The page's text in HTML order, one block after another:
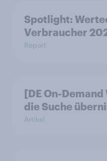
Spotlight:
Verbraucher
Report
[DE On-
die Suche
Artikel